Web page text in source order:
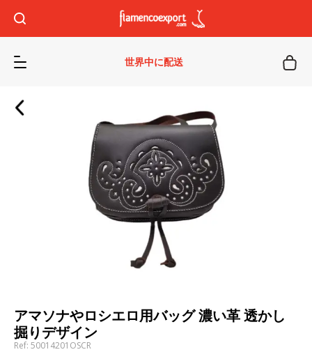
世界中に配送
アマソナやロシエロ用バッグ 濃い革 透かし
掘りデザイン
Ref: 50014201OSCR